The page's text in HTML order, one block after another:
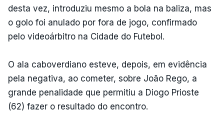
desta vez, introduziu mesmo a bola na baliza, mas
o golo foi anulado por fora de jogo, confirmado
pelo videoárbitro na Cidade do Futebol.
O ala caboverdiano esteve, depois, em evidência
pela negativa, ao cometer, sobre João Rego, a
grande penalidade que permitiu a Diogo Prioste
(62) fazer o resultado do encontro.